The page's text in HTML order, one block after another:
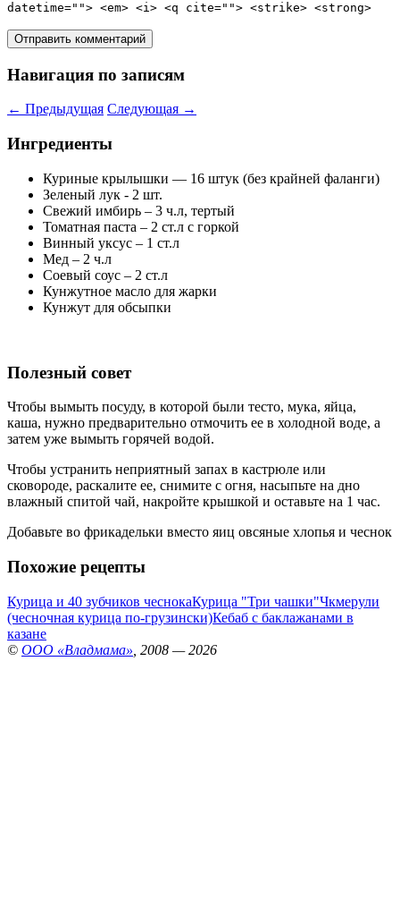
datetime=""> <em> <i> <q cite=""> <strike> <strong>
Навигация по записям
← Предыдущая Следующая →
Ингредиенты
Куриные крылышки — 16 штук (без крайней фаланги)
Зеленый лук - 2 шт.
Свежий имбирь – 3 ч.л, тертый
Томатная паста – 2 ст.л с горкой
Винный уксус – 1 ст.л
Мед – 2 ч.л
Соевый соус – 2 ст.л
Кунжутное масло для жарки
Кунжут для обсыпки
Полезный совет
Чтобы вымыть посуду, в которой были тесто, мука, яйца,
каша, нужно предварительно отмочить ее в холодной воде, а
затем уже вымыть горячей водой.
Чтобы устранить неприятный запах в кастрюле или
сковороде, раскалите ее, снимите с огня, насыпьте на дно
влажный спитой чай, накройте крышкой и оставьте на 1 час.
Добавьте во фрикадельки вместо яиц овсяные хлопья и чеснок
Похожие рецепты
Курица и 40 зубчиков чеснокаКурица "Три чашки"Чкмерули
(чесночная курица по-грузински)Кебаб с баклажанами в
казане
© ООО «Владмама» , 2008 — 2026